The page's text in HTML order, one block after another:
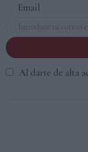
Email
Al darte de alta